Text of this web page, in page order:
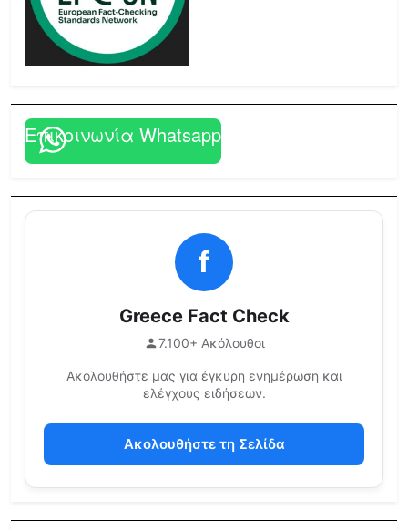
Επικοινωνία Whatsapp
f
Greece Fact Check
7.100+ Ακόλουθοι
Ακολουθήστε μας για έγκυρη ενημέρωση και
ελέγχους ειδήσεων.
Ακολουθήστε τη Σελίδα